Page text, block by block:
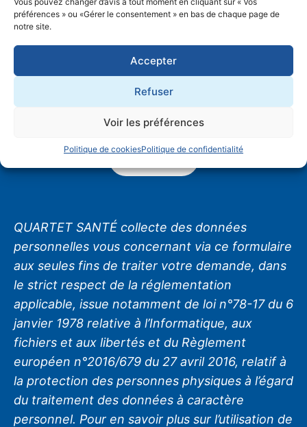
préférences » ou «Gérer le consentement » en bas de chaque page de
notre site.
Accepter
Refuser
Voir les préférences
Politique de cookiesPolitique de confidentialité
En cochant cette case, je confirme avoir lu et
QUARTET SANTÉ collecte des données
personnelles vous concernant via ce formulaire
aux seules fins de traiter votre demande, dans
le strict respect de la réglementation
applicable, issue notamment de loi n°78-17 du 6
janvier 1978 relative à l’Informatique, aux
fichiers et aux libertés et du Règlement
européen n°2016/679 du 27 avril 2016, relatif à
la protection des personnes physiques à l’égard
du traitement des données à caractère
personnel. Pour en savoir plus sur l’utilisation de